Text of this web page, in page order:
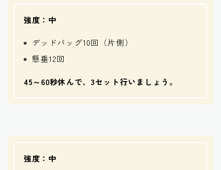
強度：中
デッドバッグ10回（片側）
懸垂12回
45～60秒休んで、3セット行いましょう。
強度：中